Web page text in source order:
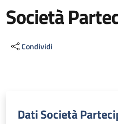
Società
Condividi
Dati Società